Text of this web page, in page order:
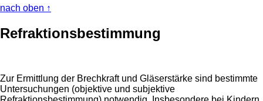
nach oben ↑
Refraktionsbestimmung
Zur Ermittlung der Brechkraft und Gläserstärke sind bestimmte
Untersuchungen (objektive und subjektive